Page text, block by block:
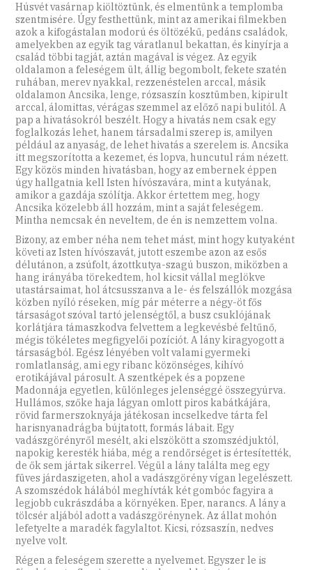
Húsvét vasárnap kiöltöztünk, és elmentünk a templomba
szentmisére. Úgy festhettünk, mint az amerikai filmekben
azok a kifogástalan modorú és öltözékű, pedáns családok,
amelyekben az egyik tag váratlanul bekattan, és kinyírja a
család többi tagját, aztán magával is végez. Az egyik
oldalamon a feleségem ült, állig begombolt, fekete szatén
ruhában, merev nyakkal, rezzenéstelen arccal, másik
oldalamon Ancsika, lenge, rózsaszín kosztümben, kipirult
arccal, álomittas, vérágas szemmel az előző napi bulitól. A
pap a hivatásokról beszélt. Hogy a hivatás nem csak egy
foglalkozás lehet, hanem társadalmi szerep is, amilyen
például az anyaság, de lehet hivatás a szerelem is. Ancsika
itt megszorította a kezemet, és lopva, huncutul rám nézett.
Egy közös minden hivatásban, hogy az embernek éppen
úgy hallgatnia kell Isten hívószavára, mint a kutyának,
amikor a gazdája szólítja. Akkor értettem meg, hogy
Ancsika közelebb áll hozzám, mint a saját feleségem.
Mintha nemcsak én neveltem, de én is nemzettem volna.
Bizony, az ember néha nem tehet mást, mint hogy kutyaként
követi az Isten hívószavát, jutott eszembe azon az esős
délutánon, a zsúfolt, ázottkutya-szagú buszon, miközben a
hang irányába törekedtem, hol kicsit vállal meglökve
utastársaimat, hol átcsusszanva a le- és felszállók mozgása
közben nyíló réseken, míg pár méterre a négy-öt fős
társaságot szóval tartó jelenségtől, a busz csuklójának
korlátjára támaszkodva felvettem a legkevésbé feltűnő,
mégis tökéletes megfigyelői pozíciót. A lány kiragyogott a
társaságból. Egész lényében volt valami gyermeki
romlatlanság, ami egy ribanc közönséges, kihívó
erotikájával párosult. A szentképek és a popzene
Madonnája egyetlen, különleges jelenséggé összegyúrva.
Hullámos, szőke haja lágyan omlott piros kabátkájára,
rövid farmerszoknyája játékosan incselkedve tárta fel
harisnyanadrágba bújtatott, formás lábait. Egy
vadászgörényről mesélt, aki elszökött a szomszédjuktól,
napokig keresték hiába, még a rendőrséget is értesítették,
de ők sem jártak sikerrel. Végül a lány találta meg egy
füves járdaszigeten, ahol a vadászgörény vígan legelészett.
A szomszédok hálából meghívták két gombóc fagyira a
legjobb cukrászdába a környéken. Eper, narancs. A lány a
tölcsér aljából adott a vadászgörénynek. Az állat mohón
lefetyelte a maradék fagylaltot. Kicsi, rózsaszín, nedves
nyelve volt.
Régen a feleségem szerette a nyelvemet. Egyszer le is